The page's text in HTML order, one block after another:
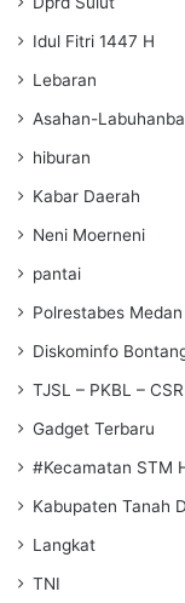
Idul Fitri 1447 H
Lebaran
Asahan-
hiburan
Kabar Daerah
Neni Moerneni
pantai
Polrestabes Medan
Diskominfo
TJSL – PKBL – CSR
Gadget Terbaru
#Kecamatan STM
Kabupaten Tanah
Langkat
TNI